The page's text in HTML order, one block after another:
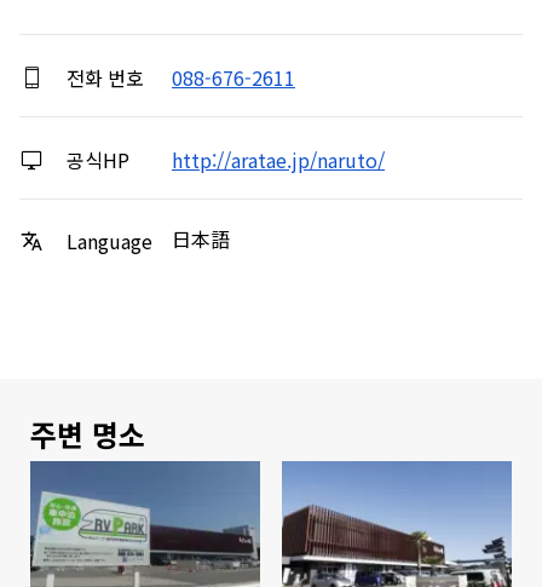
전화 번호 088-676-2611
공식HP http://aratae.jp/naruto/
Language 日本語
주변 명소